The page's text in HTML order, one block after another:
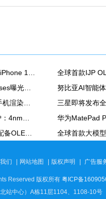
们 网站地图 版权声明 广告服
Reserved 版权所有 粤ICP备
站中心）A栋11层1104、1108-10号